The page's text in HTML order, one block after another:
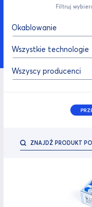
Filtruj
Okablowanie
Wszystkie technologie
Wszyscy producenci